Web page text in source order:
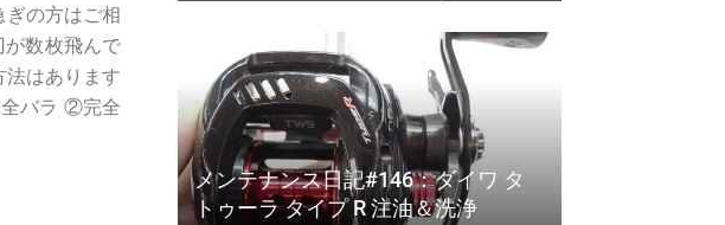
の方はご相
数枚飛んで
はあります
バラ ②完全
メンテナンス日記#146：ダイワ タ
トゥーラ タイプ R 注油＆洗浄